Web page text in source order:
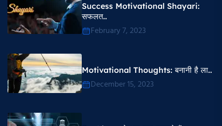
Success Motivational Shayari​:
सफलत..
February 7, 2023
Motivational Thoughts​: बनानी है ला..
December 15, 2023